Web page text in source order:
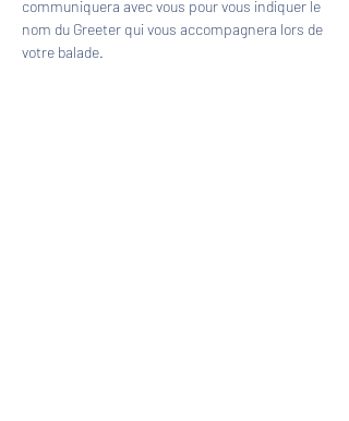
communiquera avec vous pour vous indiquer le
nom du Greeter qui vous accompagnera lors de
votre balade.